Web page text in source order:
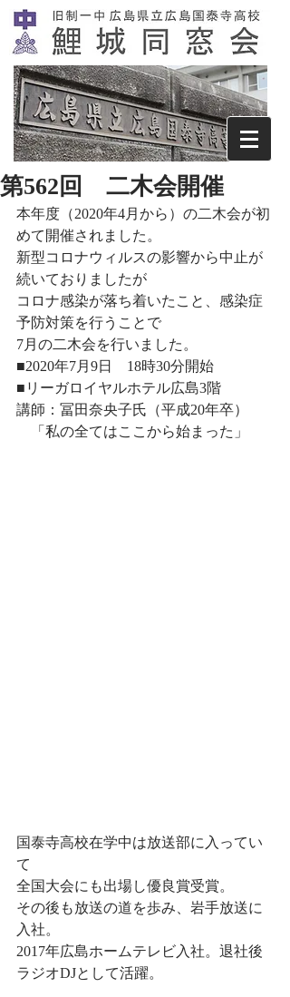
第562回 二木会開催
本年度（2020年4月から）の二木会が初
めて開催されました。
新型コロナウィルスの影響から中止が
続いておりましたが
コロナ感染が落ち着いたこと、感染症
予防対策を行うことで
7月の二木会を行いました。
■2020年7月9日　18時30分開始
■リーガロイヤルホテル広島3階
講師：冨田奈央子氏（平成20年卒）
「私の全てはここから始まった」
国泰寺高校在学中は放送部に入ってい
て
全国大会にも出場し優良賞受賞。
その後も放送の道を歩み、岩手放送に
入社。
2017年広島ホームテレビ入社。退社後
ラジオDJとして活躍。